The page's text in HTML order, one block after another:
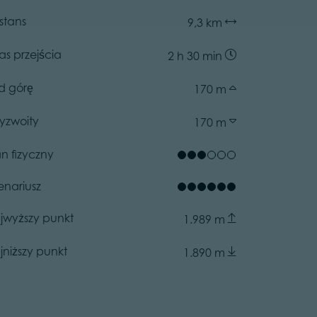
9,3 km
przejścia 2 h 30 min
górę 170 m
170 m
fizyczny
punkt 1.989 m
punkt 1.890 m